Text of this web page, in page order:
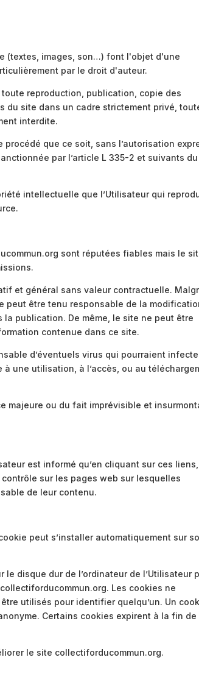
(textes, images, son…) font l'objet d'une
par le droit d'auteur.
reproduction, publication, copie des
site dans un cadre strictement privé,
interdite.
que ce soit, sans l’autorisation
par l’article L 335-2 et suivants du
intellectuelle que l’Utilisateur qui
sont réputées fiables mais le
et général sans valeur contractuelle.
peut être tenu responsable de la
publication. De même, le site ne peut être
contenue dans ce site.
d’éventuels virus qui pourraient
une utilisation, à l’accès, ou au
majeure ou du fait imprévisible et
est informé qu’en cliquant sur ces
sur les pages web sur lesquelles
de leur contenu.
peut s’installer automatiquement sur
disque dur de l’ordinateur de l’Utilisateur
Les cookies ne
utilisés pour identifier quelqu’un. Un
Certains cookies expirent à la fin de
le site collectiforducommun.org.